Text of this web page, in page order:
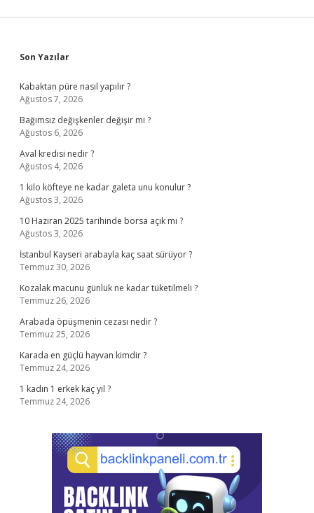
Sidebar
Son Yazılar
Kabaktan püre nasıl yapılır ?
Ağustos 7, 2026
Bağımsız değişkenler değişir mi ?
Ağustos 6, 2026
Aval kredisi nedir ?
Ağustos 4, 2026
1 kilo köfteye ne kadar galeta unu konulur ?
Ağustos 3, 2026
10 Haziran 2025 tarihinde borsa açık mı ?
Ağustos 3, 2026
İstanbul Kayseri arabayla kaç saat sürüyor ?
Temmuz 30, 2026
Kozalak macunu günlük ne kadar tüketilmeli ?
Temmuz 26, 2026
Arabada öpüşmenin cezası nedir ?
Temmuz 25, 2026
Karada en güçlü hayvan kimdir ?
Temmuz 24, 2026
1 kadın 1 erkek kaç yıl ?
Temmuz 24, 2026